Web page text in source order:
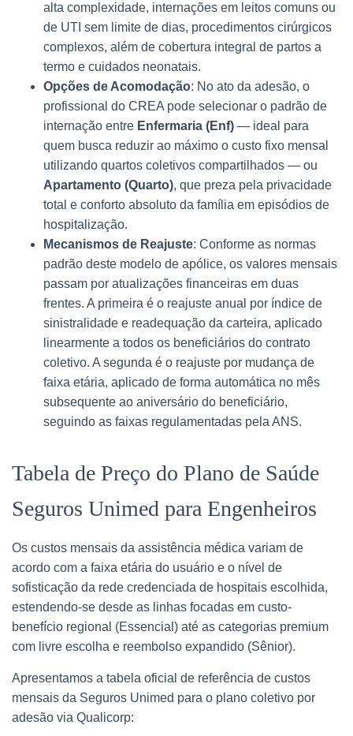
alta complexidade, internações em leitos comuns ou
de UTI sem limite de dias, procedimentos cirúrgicos
complexos, além de cobertura integral de partos a
termo e cuidados neonatais.
Opções de Acomodação: No ato da adesão, o
profissional do CREA pode selecionar o padrão de
internação entre Enfermaria (Enf) — ideal para
quem busca reduzir ao máximo o custo fixo mensal
utilizando quartos coletivos compartilhados — ou
Apartamento (Quarto), que preza pela privacidade
total e conforto absoluto da família em episódios de
hospitalização.
Mecanismos de Reajuste: Conforme as normas
padrão deste modelo de apólice, os valores mensais
passam por atualizações financeiras em duas
frentes. A primeira é o reajuste anual por índice de
sinistralidade e readequação da carteira, aplicado
linearmente a todos os beneficiários do contrato
coletivo. A segunda é o reajuste por mudança de
faixa etária, aplicado de forma automática no mês
subsequente ao aniversário do beneficiário,
seguindo as faixas regulamentadas pela ANS.
Tabela de Preço do Plano de Saúde
Seguros Unimed para Engenheiros
Os custos mensais da assistência médica variam de
acordo com a faixa etária do usuário e o nível de
sofisticação da rede credenciada de hospitais escolhida,
estendendo-se desde as linhas focadas em custo-
benefício regional (Essencial) até as categorias premium
com livre escolha e reembolso expandido (Sênior).
Apresentamos a tabela oficial de referência de custos
mensais da Seguros Unimed para o plano coletivo por
adesão via Qualicorp: